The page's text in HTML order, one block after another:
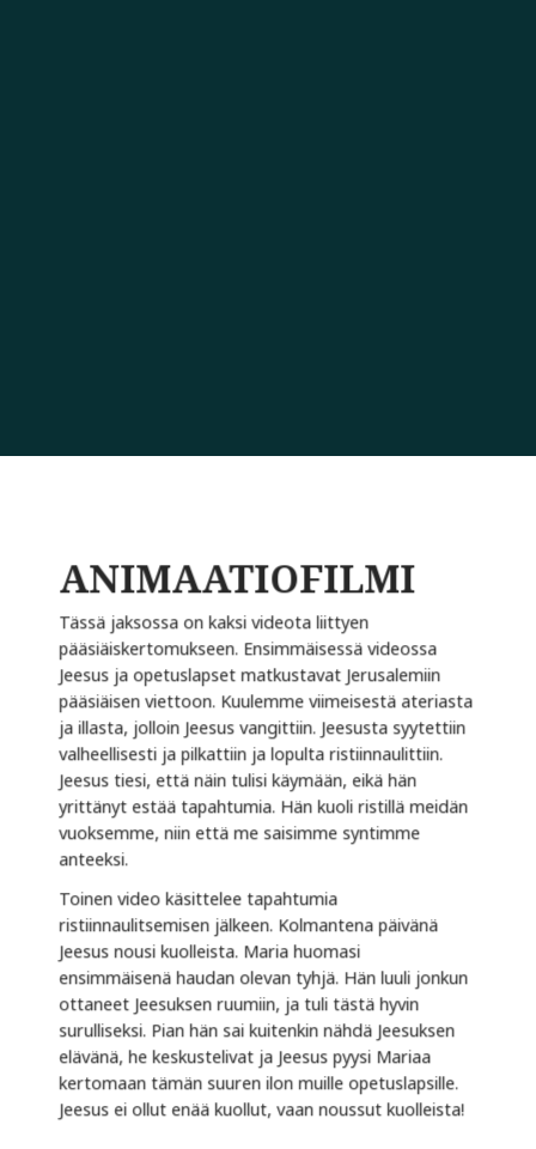
ANIMAATIOFILMI
Tässä jaksossa on kaksi videota liittyen
pääsiäiskertomukseen. Ensimmäisessä videossa
Jeesus ja opetuslapset matkustavat Jerusalemiin
pääsiäisen viettoon. Kuulemme viimeisestä ateriasta
ja illasta, jolloin Jeesus vangittiin. Jeesusta syytettiin
valheellisesti ja pilkattiin ja lopulta ristiinnaulittiin.
Jeesus tiesi, että näin tulisi käymään, eikä hän
yrittänyt estää tapahtumia. Hän kuoli ristillä meidän
vuoksemme, niin että me saisimme syntimme
anteeksi.
Toinen video käsittelee tapahtumia
ristiinnaulitsemisen jälkeen. Kolmantena päivänä
Jeesus nousi kuolleista. Maria huomasi
ensimmäisenä haudan olevan tyhjä. Hän luuli jonkun
ottaneet Jeesuksen ruumiin, ja tuli tästä hyvin
surulliseksi. Pian hän sai kuitenkin nähdä Jeesuksen
elävänä, he keskustelivat ja Jeesus pyysi Mariaa
kertomaan tämän suuren ilon muille opetuslapsille.
Jeesus ei ollut enää kuollut, vaan noussut kuolleista!